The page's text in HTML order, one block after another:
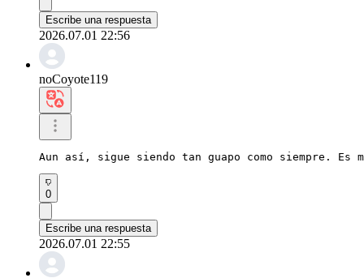
Escribe una respuesta
2026.07.01 22:56
noCoyote119
Aun así, sigue siendo tan guapo como siempre.
0
Escribe una respuesta
2026.07.01 22:55